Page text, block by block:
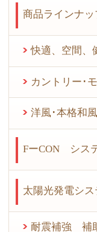
商品ラインナッ
快適、空間、
カントリー･
洋風･本格和風
FーCON シス
太陽光発電シ
耐震補強 補